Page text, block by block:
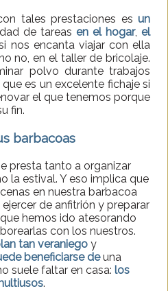
tales prestaciones es un
de tareas en el hogar, el
nos encanta viajar con ella
no, en el taller de bricolaje.
polvo durante trabajos
es un excelente fichaje si
el que tenemos porque
fin.
barbacoas
presta tanto a organizar
la estival. Y eso implica que
en nuestra barbacoa
de anfitrión y preparar
hemos ido atesorando
con los nuestros.
tan veraniego y
beneficiarse deuna
suele faltar en casa: los
.